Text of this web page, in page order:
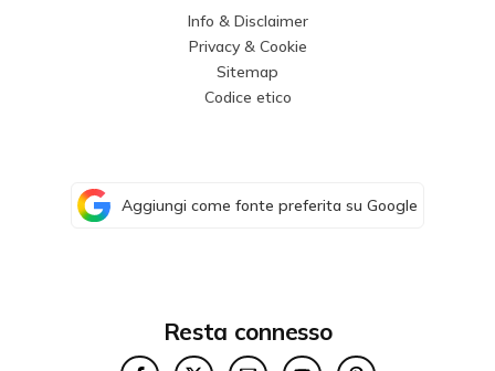
Info & Disclaimer
Privacy & Cookie
Sitemap
Codice etico
Aggiungi come fonte preferita su Google
Resta connesso